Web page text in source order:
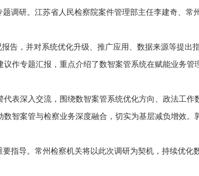
调研。江苏省人民检察院案件管理部主任李建奇、常
告，并对系统优化升级、推广应用、数据来源等提出
作专题汇报，重点介绍了数智案管系统在赋能业务管
表深入交流，围绕数智案管系统优化方向、政法工作
智案管与检察业务深度融合，切实为基层减负增效。
指导。常州检察机关将以此次调研为契机，持续优化